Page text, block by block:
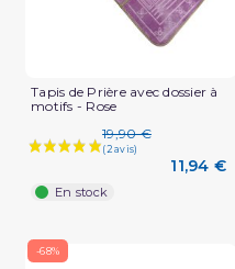
Tapis de Prière avec dossier à
motifs - Rose
19,90 €
11,94 €
En stock
-68%